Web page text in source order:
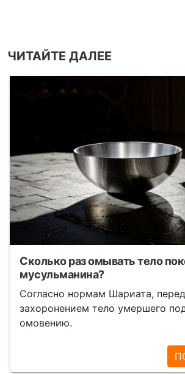
ЧИТАЙТЕ ДАЛЕЕ
Сколько раз омывать тело
мусульманина?
Согласно нормам Шариата, перед
захоронением тело умершего
омовению.